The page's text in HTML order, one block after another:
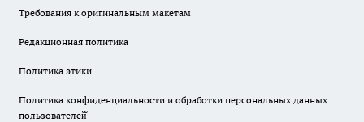
Требования к оригинальным макетам
Редакционная политика
Политика этики
Политика конфиденциальности и обработки персональных данных
пользователей̆